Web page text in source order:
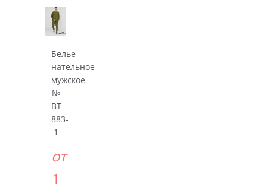
Белье
нательное
мужское
№
BT
883-
1
от
1